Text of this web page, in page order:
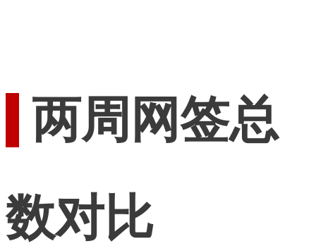
两周网签总
数对比